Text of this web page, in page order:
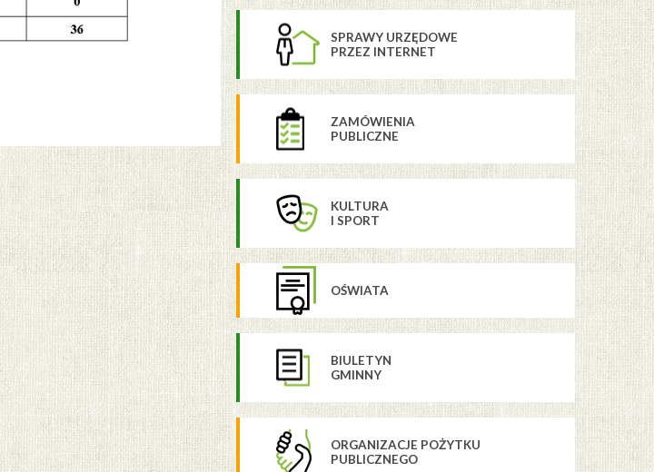
SPRAWY URZĘDOWE
PRZEZ INTERNET
ZAMÓWIENIA
PUBLICZNE
KULTURA
I SPORT
OŚWIATA
BIULETYN
GMINNY
ORGANIZACJE POŻYTKU
PUBLICZNEGO